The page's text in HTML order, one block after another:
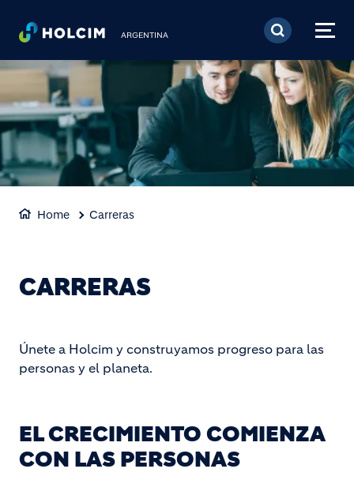
Pasar al contenido
ARGENTINA
Home Carreras
CARRERAS
Únete a Holcim y construyamos progreso para las
personas y el planeta.
EL CRECIMIENTO COMIENZA
CON LAS PERSONAS